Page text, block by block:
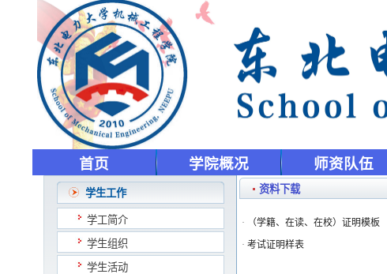
首页 学院概况 师资队伍
学生工作
学工简介
学生组织
学生活动
资料下载
· （学籍、在读、在校）证明模板
· 考试证明样表